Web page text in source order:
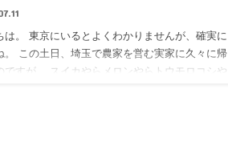
は。 東京にいるとよくわかりませんが、確実に
。 この土日、埼玉で農家を営む実家に久々に帰
ですが、 スイカやらメロンやらトウモロコシや